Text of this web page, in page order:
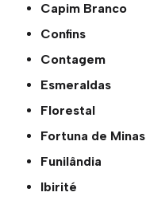
Capim Branco
Confins
Contagem
Esmeraldas
Florestal
Fortuna de Minas
Funilândia
Ibirité